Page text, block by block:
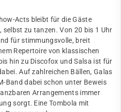
Acts bleibt für die Gäste
zu tanzen. Von 20 bis 1 Uhr
für stimmungsvolle, breit
Repertoire von klassischen
hin zu Discofox und Salsa ist für
Auf zahlreichen Bällen, Galas
Band dabei schon unter Beweis
Arrangements immer
sorgt. Eine Tombola mit